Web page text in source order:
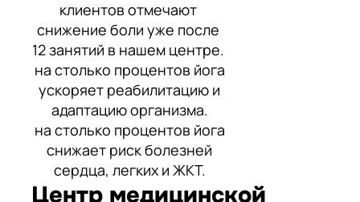
клиентов отмечают
снижение боли уже после
12 занятий в нашем центре.
на столько процентов йога
ускоряет реабилитацию и
адаптацию организма.
на столько процентов йога
снижает риск болезней
сердца, легких и ЖКТ.
Центр медицинской